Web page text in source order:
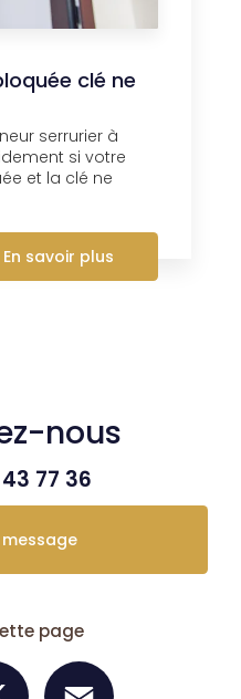
clé ne
serrurier à
si votre
et la clé ne
En savoir plus
nous
77 36
message
page